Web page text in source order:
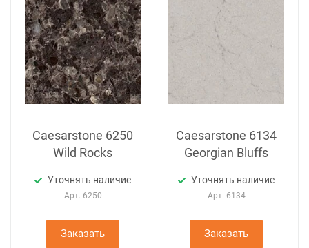
Caesarstone 6250
Wild Rocks
Уточнять наличие
Арт. 6250
Заказать
Caesarstone 6134
Georgian Bluffs
Уточнять наличие
Арт. 6134
Заказать